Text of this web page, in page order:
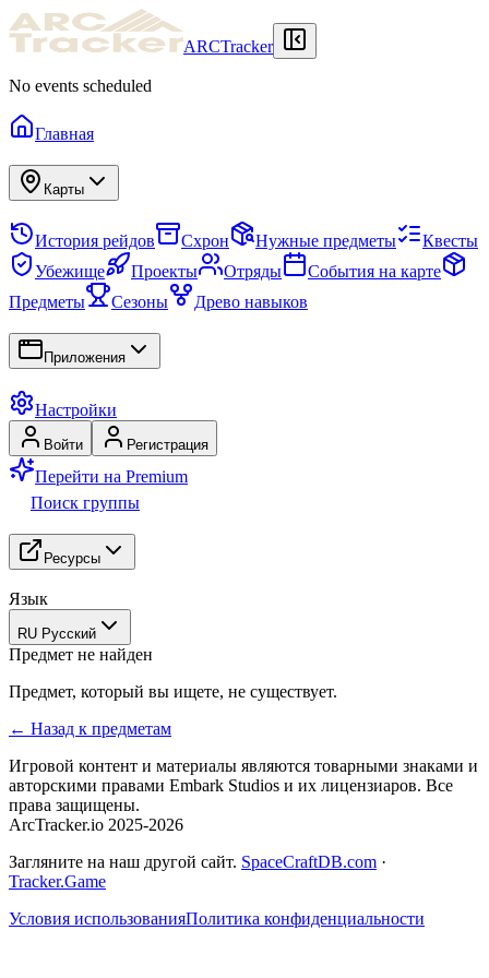
ARCTracker
No events scheduled
Главная
Карты
История рейдов Схрон Нужные предметы
Квесты
Убежище
Проекты Отряды
События на карте
Предметы
Сезоны Древо навыков
Приложения
Настройки
Войти Регистрация
Перейти на Premium
Поиск группы
Ресурсы
Язык
RU Русский
Предмет не найден
Предмет, который вы ищете, не существует.
← Назад к предметам
Игровой контент и материалы являются товарными знаками и
авторскими правами Embark Studios и их лицензиаров. Все
права защищены.
ArcTracker.io 2025-2026
Загляните на наш другой сайт. SpaceCraftDB.com ·
Tracker.Game
Условия использованияПолитика конфиденциальности